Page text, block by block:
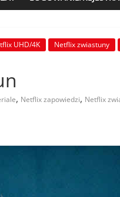
UHD/4K Netflix zwiastuny
, Netflix zapowiedzi, Netflix